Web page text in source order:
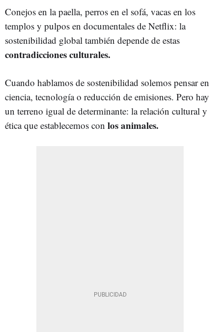
Conejos en la paella, perros en el sofá, vacas en los
templos y pulpos en documentales de Netflix: la
sostenibilidad global también depende de estas
contradicciones culturales.
Cuando hablamos de sostenibilidad solemos pensar en
ciencia, tecnología o reducción de emisiones. Pero hay
un terreno igual de determinante: la relación cultural y
ética que establecemos con los animales.